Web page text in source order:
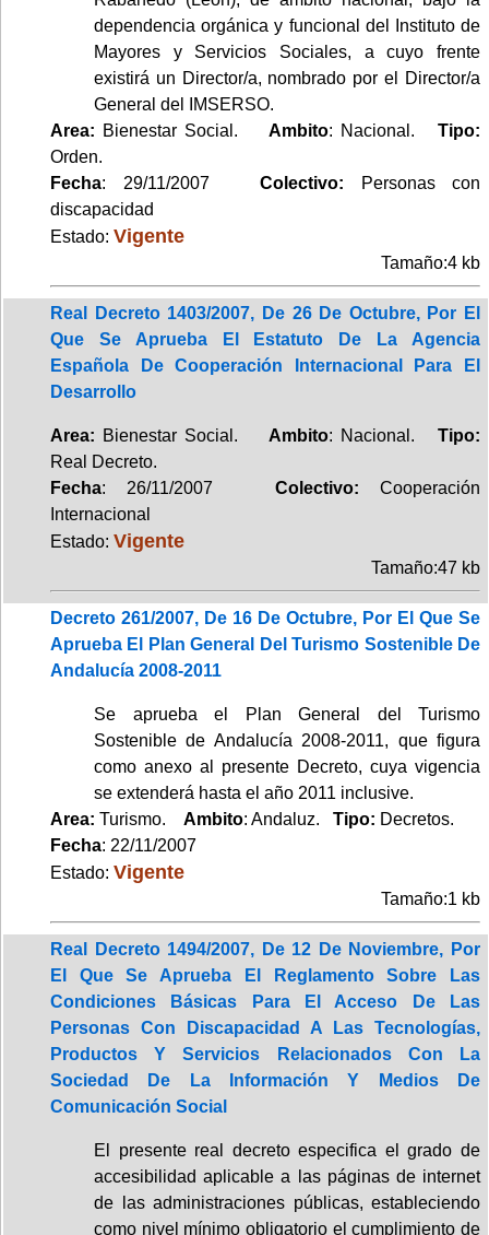
dependencia orgánica y funcional del Instituto de
Mayores y Servicios Sociales, a cuyo frente
existirá un Director/a, nombrado por el Director/a
General del IMSERSO.
Area: Bienestar Social. Ambito: Nacional. Tipo:
Orden.
Fecha: 29/11/2007Colectivo:
Personas con
discapacidad
Estado: Vigente
Tamaño:4 kb
Real Decreto 1403/2007, De 26 De Octubre, Por El
Que Se Aprueba El Estatuto De La Agencia
Española De Cooperación Internacional Para El
Desarrollo
Area: Bienestar Social. Ambito: Nacional. Tipo:
Real Decreto.
Fecha: 26/11/2007 Colectivo: Cooperación
Internacional
Estado: Vigente
Tamaño:47 kb
Decreto 261/2007, De 16 De Octubre, Por El Que Se
Aprueba El Plan General Del Turismo Sostenible De
Andalucía 2008-2011
Se aprueba el Plan General del Turismo
Sostenible de Andalucía 2008-2011, que figura
como anexo al presente Decreto, cuya vigencia
se extenderá hasta el año 2011 inclusive.
Area: Turismo. Ambito: Andaluz. Tipo: Decretos.
Fecha: 22/11/2007
Estado: Vigente
Tamaño:1 kb
Real Decreto 1494/2007, De 12 De Noviembre, Por
El Que Se Aprueba El Reglamento Sobre Las
Condiciones Básicas Para El Acceso De Las
Personas Con Discapacidad A Las Tecnologías,
Productos Y Servicios Relacionados Con La
Sociedad De La Información Y Medios De
Comunicación Social
El presente real decreto especifica el grado de
accesibilidad aplicable a las páginas de internet
de las administraciones públicas, estableciendo
como nivel mínimo obligatorio el cumplimiento de